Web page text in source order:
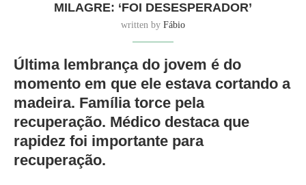
MILAGRE: ‘FOI DESESPERADOR’
written by Fábio
Última lembrança do jovem é do
momento em que ele estava cortando a
madeira. Família torce pela
recuperação. Médico destaca que
rapidez foi importante para
recuperação.